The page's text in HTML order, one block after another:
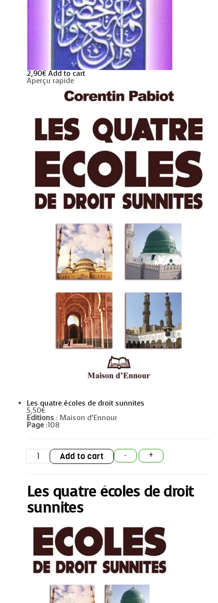
2,90€ Add to cart
Aperçu rapide
Les quatre écoles de droit sunnites
5,50€
Editions : Maison d’Ennour
Page:108
-
Les
quatre
écoles
sunnites
quantity
+
Add to cart
Les quatre écoles de droit
sunnites